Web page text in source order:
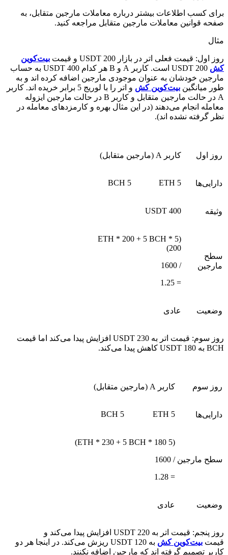
برای کسب اطلاعات بیشتر درباره معاملات مارجین متقابل، به
صفحه قوانین معاملات مارجین متقابل مراجعه کنید.
مثال
روز اول: قیمت فعلی اتر در بازار 200 USDT و قیمت
بیت‌کوین
کش
200 USDT است. کاربر A و B هر کدام 400 USDT به حساب
مارجین خودشان به عنوان موجودی مارجین اضافه کرده اند و به
طور میانگین بیت‌کوین کش
و اتر را با لوریج 5 برابر خریده اند. کاربر
A در حالت مارجین متقابل و کاربر B در حالت مارجین ایزوله
معامله انجام می‌دهند (در این مثال بهره و کارمزدهای معامله در
نظر گرفته نشده اند).
روز اول کاربر A (مارجین متقابل)
دارایی‌ها 5 ETH
5 BCH
وثیقه 400 USDT
سطح
مارجین
(5 ETH * 200 + 5 BCH *
200)
/ 1600
= 1.25
وضعیت عادی
روز سوم: قیمت اتر به 230 USDT افزایش پیدا می‌کند اما قیمت
BCH به 180 USDT کاهش پیدا می‌کند.
روز سوم کاربر A (مارجین متقابل)
دارایی‌ها 5 ETH
5 BCH
سطح مارجین
(5 ETH * 230 + 5 BCH * 180)
/ 1600
= 1.28
وضعیت عادی
روز پنجم: قیمت اتر به 220 USDT افزایش پیدا می‌کند و
قیمت بیت‌کوین کش
به 120 USDT ریزش می‌کند. در اینجا هر دو
کاربر تصمیم گرفته اند که مارجین اضافه نکنند.